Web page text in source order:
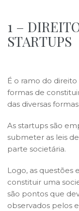
1 –
STARTUPS
É o ramo do
formas de
das diversas
As startups são
submeter as leis
parte societária.
Logo, as questões
constituir uma
são pontos que
observados pelos